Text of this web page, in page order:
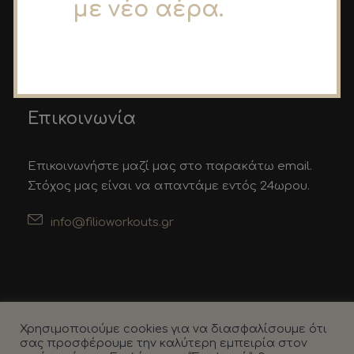
Workouts
Όροι Χρήσης
Επικοινωνία
Επικοινωνήστε μαζί μας στο παρακάτω email.
Στόχος μας είναι να απαντάμε εντός 24ωρου.
info@filioworkouts.gr
Χρησιμοποιούμε cookies για να διασφαλίσουμε ότι
σας προσφέρουμε την καλύτερη εμπειρία στον
με νέο αέρα.